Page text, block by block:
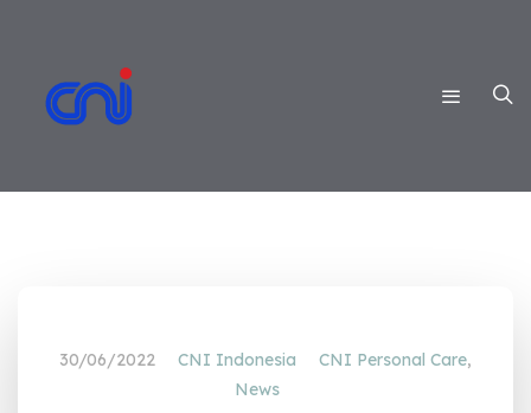
30/06/2022 CNI Indonesia CNI Personal Care,
News